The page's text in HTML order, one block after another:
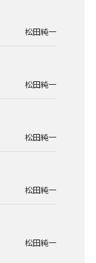
松田純一
松田純一
松田純一
松田純一
松田純一